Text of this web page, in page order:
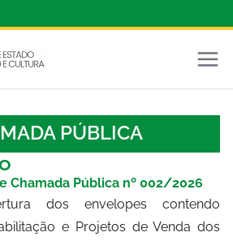
PÚBLICA
Chamada Pública nº 002/2026
dos envelopes contendo
e Projetos de Venda dos